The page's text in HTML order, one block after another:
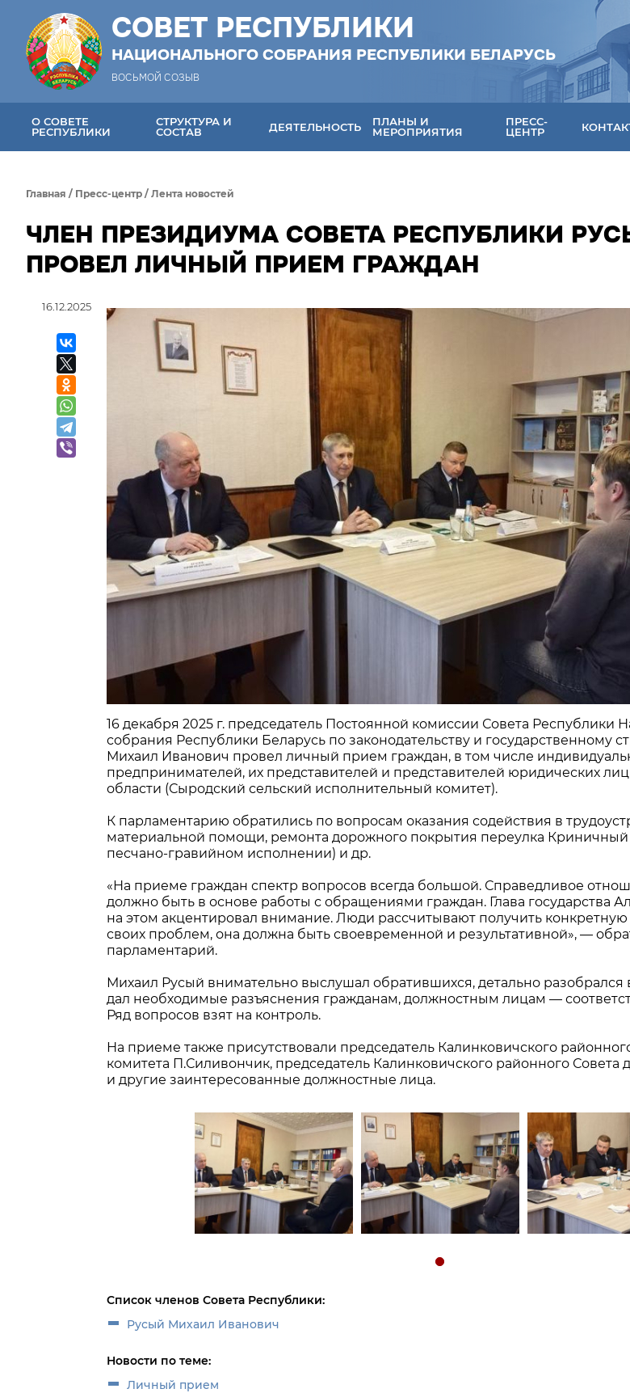
СОВЕТ РЕСПУБЛИКИ
НАЦИОНАЛЬНОГО СОБРАНИЯ РЕСПУБЛИКИ БЕЛАРУСЬ
ВОСЬМОЙ СОЗЫВ
О СОВЕТЕ
РЕСПУБЛИКИ
СТРУКТУРА И
СОСТАВ
ДЕЯТЕЛЬНОСТЬ
ПЛАНЫ И
МЕРОПРИЯТИЯ
ПРЕСС-
ЦЕНТР
Главная / Пресс-центр / Лента новостей
ЧЛЕН ПРЕЗИДИУМА СОВЕТА РЕСПУБЛИКИ
ПРОВЕЛ ЛИЧНЫЙ ПРИЕМ ГРАЖДАН
16.12.2025
16 декабря 2025 г. председатель Постоянной комиссии Совета Республики
собрания Республики Беларусь по законодательству и государственному
Михаил Иванович провел личный прием граждан, в том числе
предпринимателей, их представителей и представителей юридических
области (Сыродский сельский исполнительный комитет).
К парламентарию обратились по вопросам оказания содействия в
материальной помощи, ремонта дорожного покрытия переулка Криничный
песчано-гравийном исполнении) и др.
«На приеме граждан спектр вопросов всегда большой. Справедливое
должно быть в основе работы с обращениями граждан. Глава государства
на этом акцентировал внимание. Люди рассчитывают получить
своих проблем, она должна быть своевременной и результативной», —
парламентарий.
Михаил Русый внимательно выслушал обратившихся, детально разобрался
дал необходимые разъяснения гражданам, должностным лицам —
Ряд вопросов взят на контроль.
На приеме также присутствовали председатель Калинковичского
комитета П.Силивончик, председатель Калинковичского районного Совета
и другие заинтересованные должностные лица.
Список членов Совета Республики:
Русый Михаил Иванович
Новости по теме:
Личный прием